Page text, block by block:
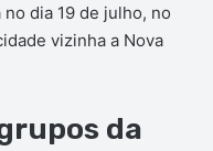
dia 19 de julho, no
vizinha a Nova
da